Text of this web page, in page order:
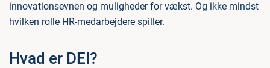
innovationsevnen og muligheder for vækst. Og ikke mindst
hvilken rolle HR-medarbejdere spiller.
Hvad er DEI?